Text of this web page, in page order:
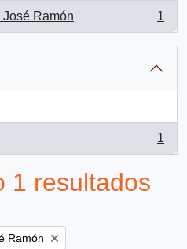
José Ramón 1
1
1 resultados
Ramón